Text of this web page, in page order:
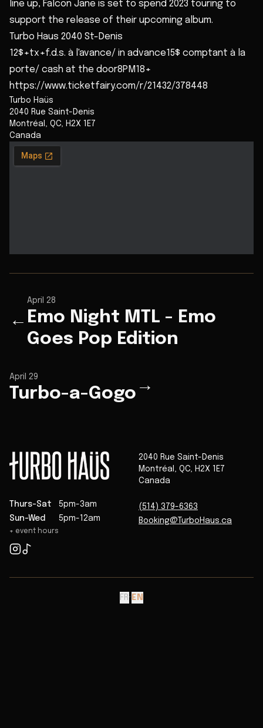
line up, Falcon Jane is set to spend 2023 touring to
support the release of their upcoming album.
Turbo Haus 2040 St-Denis
12$+tx+f.d.s. à l'avance/ in advance15$ comptant à la
porte/ cash at the door8PM18+
https://www.ticketfairy.com/r/21432/378448
Turbo Haüs
2040 Rue Saint-Denis
Montréal , QC, H2X 1E7
Canada
←
April 28
Emo Night MTL - Emo
Goes Pop Edition
April 29
Turbo-a-Gogo →
Thurs-Sat
5pm-3am
Sun-Wed
5pm-12am
+ event hours
2040 Rue Saint-Denis
Montréal , QC, H2X 1E7
Canada
(514) 379-6363
Booking@TurboHaus.ca
FR · EN